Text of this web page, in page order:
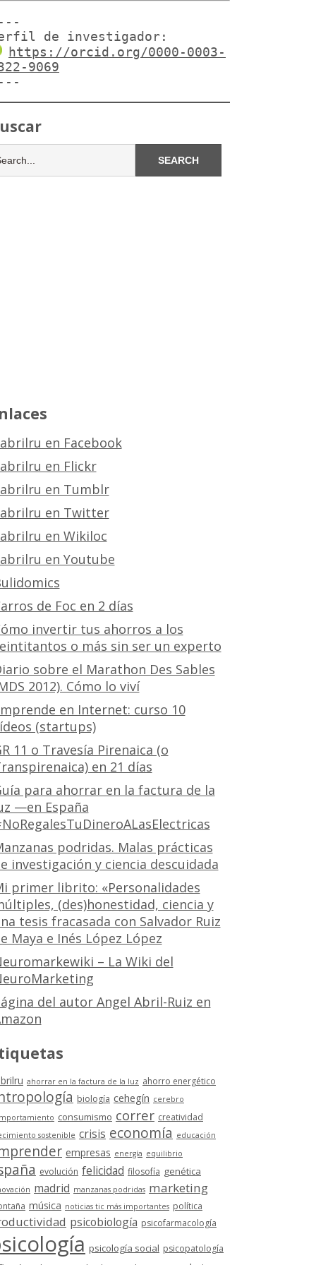
de investigador:
https://orcid.org/0000-0003-
9069
en Facebook
en Flickr
en Tumblr
en Twitter
en Wikiloc
en Youtube
de Foc en 2 días
invertir tus ahorros a los
o más sin ser un experto
sobre el Marathon Des Sables
2012). Cómo lo viví
en Internet: curso 10
(startups)
11 o Travesía Pirenaica (o
en 21 días
para ahorrar en la factura de la
—en España
podridas. Malas prácticas
investigación y ciencia descuidada
primer librito: «Personalidades
(des)honestidad, ciencia y
tesis fracasada con Salvador Ruiz
Maya e Inés López López
– La Wiki del
del autor Angel Abril-Ruiz en
ahorrar en la factura de la luz ahorro energético
biología cehegín cerebro
consumismo correr creatividad
sostenible crisis economía educación
empresas energía equilibrio
evolución felicidad filosofía genética
madrid manzanas podridas marketing
música noticias tic más importantes política
psicobiología psicofarmacología
psicología social psicopatología